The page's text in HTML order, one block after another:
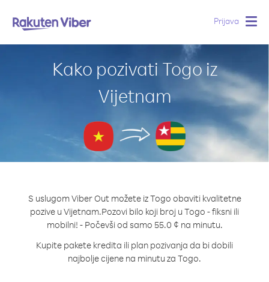
Prijava
Kako pozivati Togo iz
Vijetnam
S uslugom Viber Out možete iz Togo obaviti kvalitetne
pozive u Vijetnam.Pozovi bilo koji broj u Togo - fiksni ili
mobilni! - Počevši od samo 55.0 ¢ na minutu.
Kupite pakete kredita ili plan pozivanja da bi dobili
najbolje cijene na minutu za Togo.